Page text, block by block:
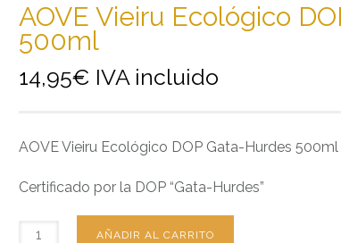
AOVE Vieiru Ecológico
500ml
14,95€ IVA incluido
AOVE Vieiru Ecológico DOP Gata-Hurdes 500ml
Certificado por la DOP “Gata-Hurdes”
AÑADIR AL CARRITO